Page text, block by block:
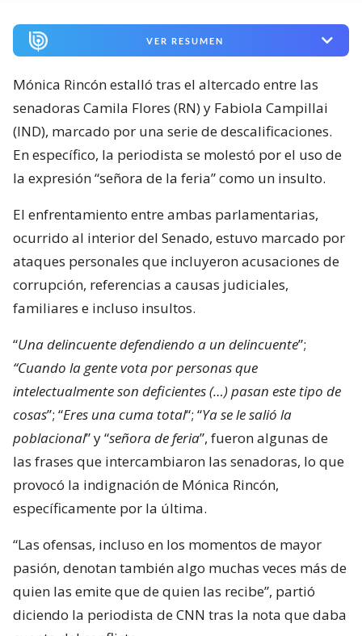
VER RESUMEN
Mónica Rincón estalló tras el altercado entre las
senadoras Camila Flores (RN) y Fabiola Campillai
(IND), marcado por una serie de descalificaciones.
En específico, la periodista se molestó por el uso de
la expresión “señora de la feria” como un insulto.
El enfrentamiento entre ambas parlamentarias,
ocurrido al interior del Senado, estuvo marcado por
ataques personales que incluyeron acusaciones de
corrupción, referencias a causas judiciales,
familiares e incluso insultos.
“Una delincuente defendiendo a un delincuente”;
“Cuando la gente vota por personas que
intelectualmente son deficientes (…) pasan este tipo de
cosas”; “Eres una cuma total“; “Ya se le salió la
poblacional” y “señora de feria”, fueron algunas de
las frases que intercambiaron las senadoras, lo que
provocó la indignación de Mónica Rincón,
específicamente por la última.
“Las ofensas, incluso en los momentos de mayor
pasión, denotan también algo muchas veces más de
quien las emite que de quien las recibe”, partió
diciendo la periodista de CNN tras la nota que daba